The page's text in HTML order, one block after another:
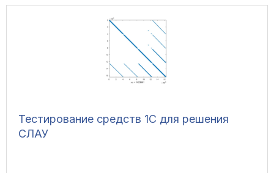
Тестирование средств 1С для решения
СЛАУ